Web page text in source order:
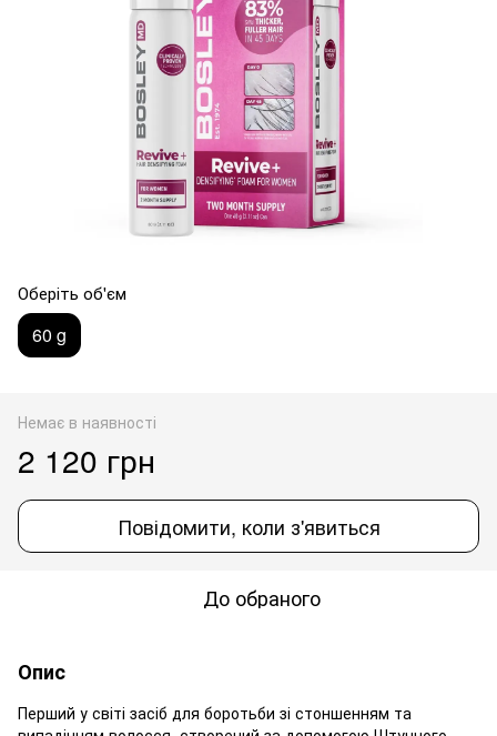
Оберіть об'єм
60 g
Немає в наявності
2 120 грн
Повідомити, коли з'явиться
До обраного
Опис
Перший у світі засіб для боротьби зі стоншенням та